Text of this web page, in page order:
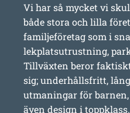
Vi har så mycket vi
både stora och lilla
familjeföretag som i
lekplatsutrustning,
Tillväxten beror
sig; underhållsfritt,
utmaningar för
även design i toppklass.